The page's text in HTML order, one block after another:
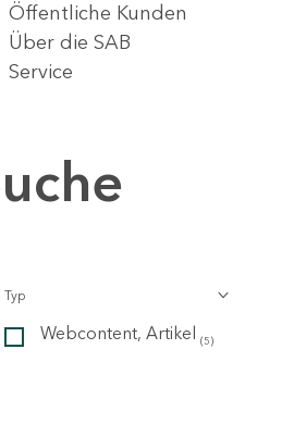
Öffentliche Kunden
Über die SAB
Service
Typ
Webcontent, Artikel (5)